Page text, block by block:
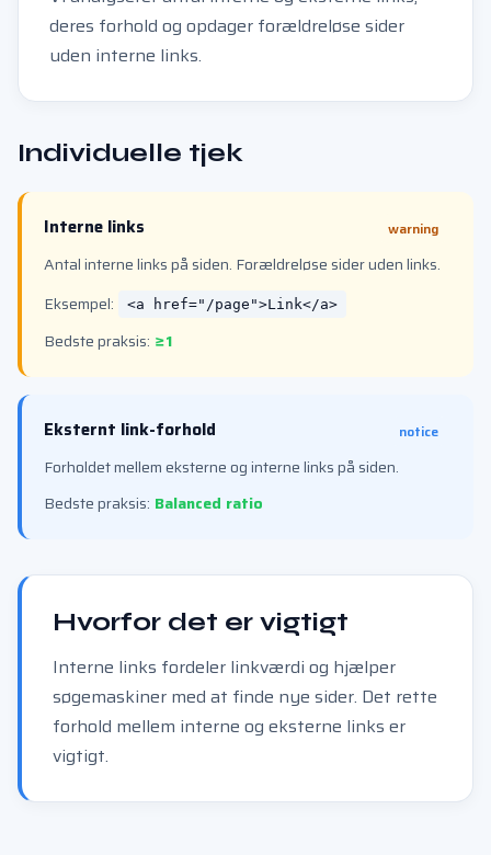
deres forhold og opdager forældreløse sider
uden interne links.
Individuelle tjek
Interne links warning
Antal interne links på siden. Forældreløse sider uden links.
Eksempel:
<a href="/page">Link</a>
Bedste praksis: ≥1
Eksternt link-forhold notice
Forholdet mellem eksterne og interne links på siden.
Bedste praksis: Balanced ratio
Hvorfor det er vigtigt
Interne links fordeler linkværdi og hjælper
søgemaskiner med at finde nye sider. Det rette
forhold mellem interne og eksterne links er
vigtigt.